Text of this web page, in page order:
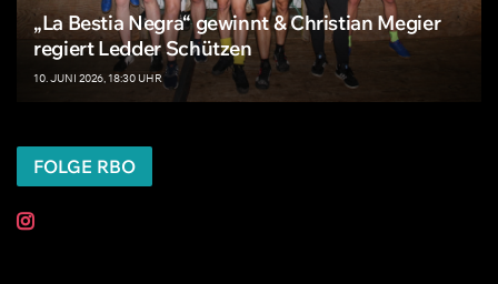
„La Bestia Negra“ gewinnt & Christian Megier
regiert Ledder Schützen
10. JUNI 2026, 18:30 UHR
FOLGE RBO